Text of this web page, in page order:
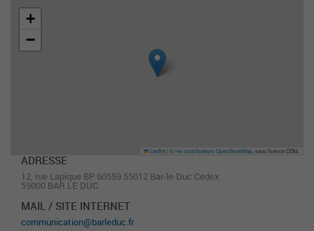
+
−
Leaflet ©les contributeurs OpenStreetMap , sous licence ODbL
ADRESSE
12, rue Lapique BP 60559 55012 Bar-le-Duc Cedex
55000 BAR LE DUC
MAIL / SITE INTERNET
communication@barleduc.fr